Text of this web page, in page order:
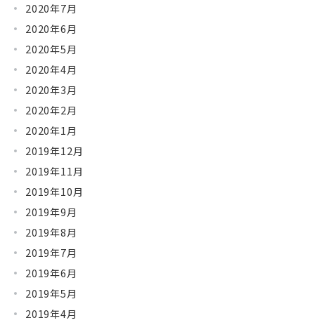
2020年7月
2020年6月
2020年5月
2020年4月
2020年3月
2020年2月
2020年1月
2019年12月
2019年11月
2019年10月
2019年9月
2019年8月
2019年7月
2019年6月
2019年5月
2019年4月